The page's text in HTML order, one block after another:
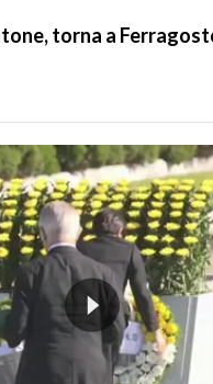
torna a